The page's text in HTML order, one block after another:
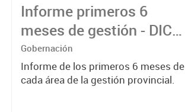
Informe primeros 6
meses de gestión - DIC
23 / JUN 24
Gobernación
Informe de los primeros 6 meses de
cada área de la gestión provincial.